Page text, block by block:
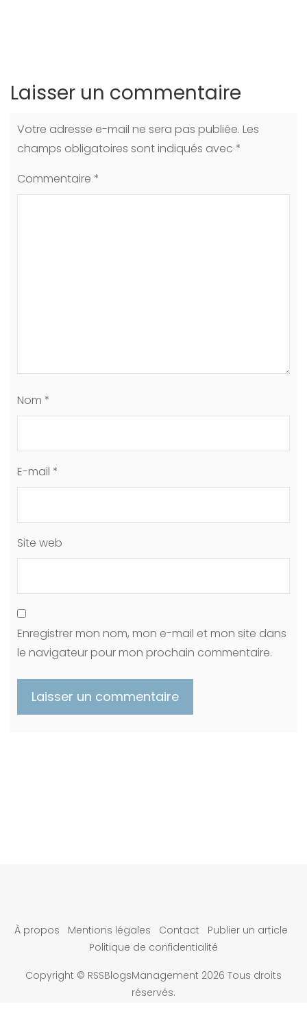
Laisser un commentaire
Votre adresse e-mail ne sera pas publiée. Les
champs obligatoires sont indiqués avec *
Commentaire *
Nom *
E-mail *
Site web
Enregistrer mon nom, mon e-mail et mon site dans
le navigateur pour mon prochain commentaire.
À propos Mentions légales Contact
Publier un article
Politique de confidentialité
Copyright © RSSBlogsManagement 2026 Tous droits
réservés.